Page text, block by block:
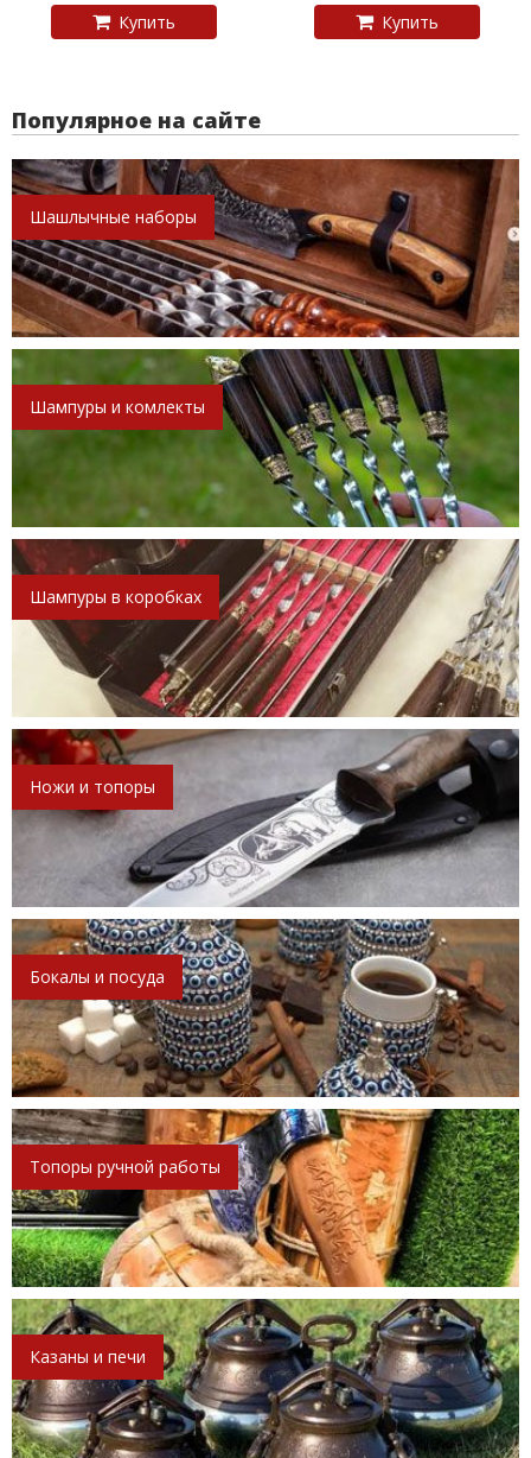
Купить Купить
Популярное на сайте
Шашлычные наборы
Шампуры и комлекты
Шампуры в коробках
Ножи и топоры
Бокалы и посуда
Топоры ручной работы
Казаны и печи